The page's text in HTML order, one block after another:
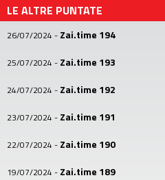
LE ALTRE PUNTATE
26/07/2024 - Zai.time 194
25/07/2024 - Zai.time 193
24/07/2024 - Zai.time 192
23/07/2024 - Zai.time 191
22/07/2024 - Zai.time 190
19/07/2024 - Zai.time 189